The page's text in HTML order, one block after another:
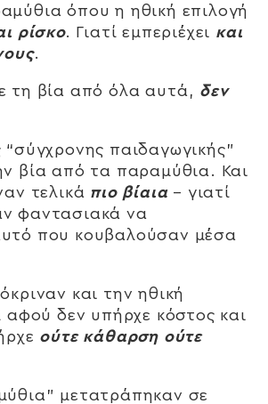
όπου η ηθική επιλογή
ρίσκο. Γιατί εμπεριέχει και
.
τη βία από όλα αυτά, δεν
παιδαγωγικής”
βία από τα παραμύθια. Και
τελικά πιο βίαια– γιατί
φαντασιακά να
που κουβαλούσαν μέσα
και την ηθική
αφού δεν υπήρχε κόστος και
ούτε κάθαρση ούτε
μετατράπηκαν σε